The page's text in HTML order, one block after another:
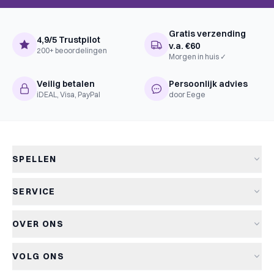
4,9/5 Trustpilot
200+ beoordelingen
Gratis verzending
v.a. €60
Morgen in huis ✓
Veilig betalen
iDEAL, Visa, PayPal
Persoonlijk advies
door Eege
SPELLEN
Nieuwe spellen
SERVICE
Retourneren
OVER ONS
Het Kapiteinsspel
VOLG ONS